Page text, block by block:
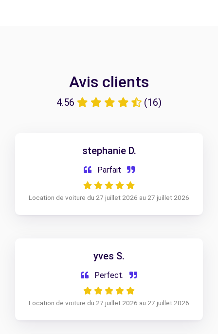
Avis clients
4.56 (16)
stephanie D.
Parfait
Location de voiture du 27 juillet 2026 au 27 juillet 2026
yves S.
Perfect.
Location de voiture du 27 juillet 2026 au 27 juillet 2026